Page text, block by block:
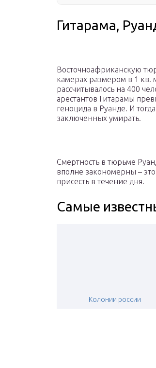
Гитарама,
Восточноафриканскую
камерах размером в 1
рассчитывалось на 400
арестантов Гитарамы
геноцида в Руанде. И
заключенных умирать.
Смертность в тюрьме
вполне закономерны – это
присесть в течение дня.
Самые
Колонии россии